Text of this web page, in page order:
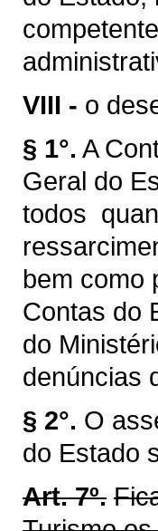
VIII - o
§ 1°. A
Geral do
todos
bem como
Contas do
do
denúncias
§ 2°. O
do Estado
Art. 7º.